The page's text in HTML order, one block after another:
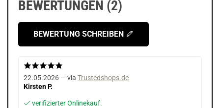
BEWERTUNGEN (2)
BEWERTUNG SCHREIBEN
22.05.2026 — via Trustedshops.de
Kirsten P.
verifizierter Onlinekauf.